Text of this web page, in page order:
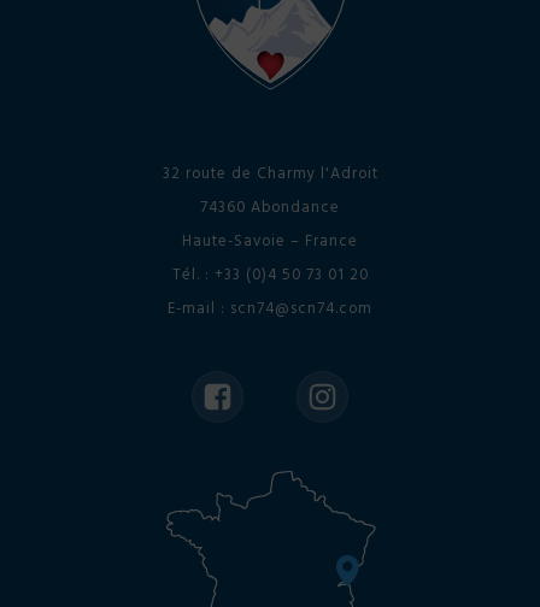
32 route de Charmy l'Adroit
74360 Abondance
Haute-Savoie – France
Tél. : +33 (0)4 50 73 01 20
E-mail : scn74@scn74.com